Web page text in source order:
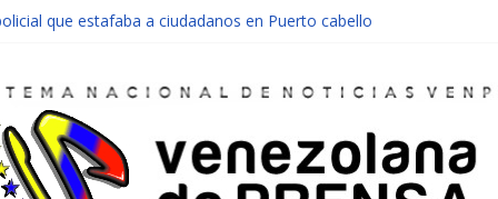
que estafaba a ciudadanos en Puerto cabello
abandonado de Chichiriviche
entre Colombia y Margarita el 27 de junio